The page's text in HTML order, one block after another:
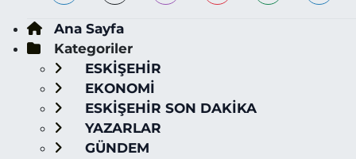
Ana Sayfa
Kategoriler
ESKİŞEHİR
EKONOMİ
ESKİŞEHİR SON DAKİKA
YAZARLAR
GÜNDEM